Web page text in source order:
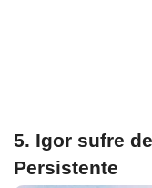
5. Igor sufre
Persistente